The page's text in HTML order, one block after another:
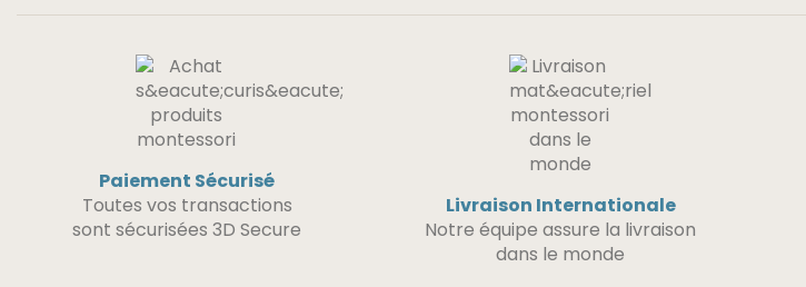
Paiement Sécurisé
Toutes vos transactions
sont sécurisées 3D Secure
Livraison Internationale
Notre équipe assure la livraison
dans le monde